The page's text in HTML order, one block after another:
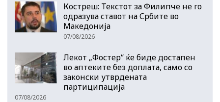
Костреш: Текстот за Филипче не го
одразува ставот на Србите во
Македонија
07/08/2026
Лекот „Фостер“ ќе биде достапен
во аптеките без доплата, само со
законски утврдената
партиципација
07/08/2026